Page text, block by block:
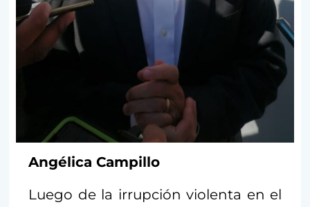
Angélica Campillo
Luego de la irrupción violenta en el